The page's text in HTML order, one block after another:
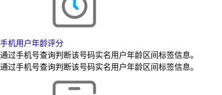
手机用户年龄评分
通过手机号查询判断该号码实名用户年龄区间标签信息。
通过手机号查询判断该号码实名用户年龄区间标签信息。